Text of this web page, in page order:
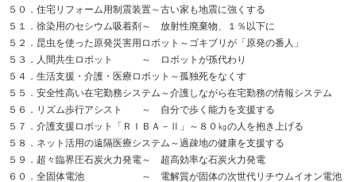
５０．住宅リフォーム用制震装置～古い家も地震に強くする
５１．徐染用のセシウム吸着剤～ 放射性廃棄物、１％以下に
５２．昆虫を使った原発災害用ロボット～ゴキブリが「原発の番人」
５３．人間共生ロボット ～ ロボットが孫代わり
５４．生活支援・介護・医療ロボット～孤独死をなくす
５５．安全性高い在宅勤務システム～介護しながら在宅勤務の情報システム
５６．リズム歩行アシスト ～ 自分で歩く能力を支援する
５７．介護支援ロボット「ＲＩＢＡ－Ⅱ」～８０㎏の人を抱き上げる
５８．ネット活用の遠隔医療システム～過疎地の健康を支援する
５９．超々臨界圧石炭火力発電～ 超高効率な石炭火力発電
６０．全固体電池 ～ 電解質が固体の次世代リチウムイオン電池